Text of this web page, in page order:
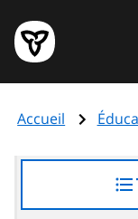
au
contenu
principal
Page
d'accueil
de
Accueil